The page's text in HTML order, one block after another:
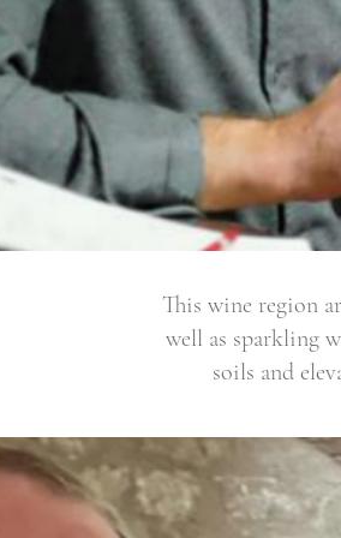
This wine region
well as sparkling
soils and